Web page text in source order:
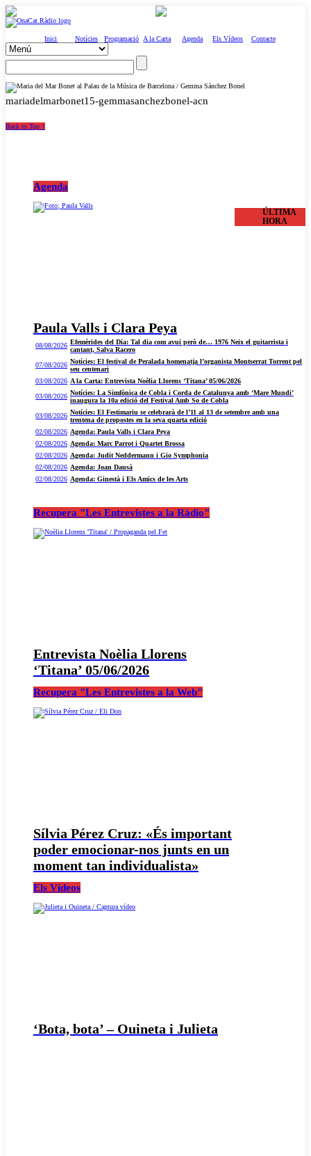
Inici Notícies Programació A la Carta Agenda Els Vídeos Contacte
mariadelmarbonet15-gemmasanchezbonel-acn
Back to Top ↑
Agenda
Paula Valls i Clara Peya
ÚLTIMA
HORA
08/08/2026 Efemèrides del Dia: Tal dia com avui però de… 1976 Neix el guitarrista i
cantant, Salva Racero
07/08/2026 Notícies: El festival de Peralada homenatja l’organista Montserrat Torrent pel
seu centenari
03/08/2026 A la Carta: Entrevista Noèlia Llorens ‘Titana’ 05/06/2026
03/08/2026 Notícies: La Simfònica de Cobla i Corda de Catalunya amb ‘Mare Mundi’
inaugura la 10a edició del Festival Amb So de Cobla
03/08/2026 Notícies: El Festimariu se celebrarà de l’11 al 13 de setembre amb una
trentena de propostes en la seva quarta edició
02/08/2026 Agenda: Paula Valls i Clara Peya
02/08/2026 Agenda: Marc Parrot i Quartet Brossa
02/08/2026 Agenda: Judit Neddermann i Gio Symphonia
02/08/2026 Agenda: Joan Dausà
02/08/2026 Agenda: Ginestà i Els Amics de les Arts
Recupera "Les Entrevistes a la Ràdio"
Entrevista Noèlia Llorens
‘Titana’ 05/06/2026
Recupera "Les Entrevistes a la Web"
Sílvia Pérez Cruz: «És important
poder emocionar-nos junts en un
moment tan individualista»
Els Vídeos
‘Bota, bota’ – Ouineta i Julieta